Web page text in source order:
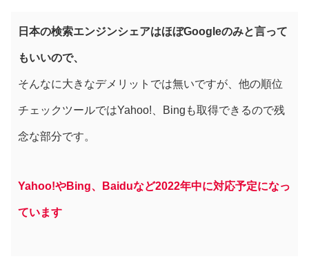
日本の検索エンジンシェアはほぼGoogleのみと言って
もいいので、
そんなに大きなデメリットでは無いですが、他の順位
チェックツールではYahoo!、Bingも取得できるので残
念な部分です。
Yahoo!やBing、Baiduなど2022年中に対応予定になっ
ています